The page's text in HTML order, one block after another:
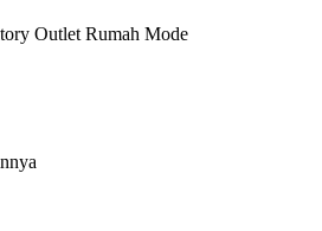
Outlet Rumah Mode